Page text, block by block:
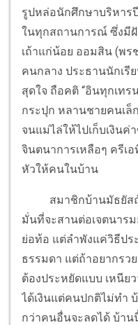
รูปหล่อนักศึกษาบริหาร
ในทุกสถานการณ์ ซึ่งมีฝั
เถ้าแก่น้อย ออมสิน (พร
คนกลาง ประธานนักเรี
สุดใจ ถือคติ “อินทุกเทร
กระปุก หลานชายคนเล็
จนแม่ไล่ให้ไปเก็บเงินค่
จินตนาการเหลือๆ ครีเ
หัวให้คนในบ้าน
สมาชิกบ้านมัธยัสถ์
มั่นที่จะสานต่อเจตนาร
ย่อท้อ แต่ลำพังแค่วิธีปร
ธรรมดา แต่ถ้าอยากรว
ต้องประหยัดแบบ เหนีย
ได้เงินแต่คนปกติไม่ทำ
กว่าคนอื่นจะลดได้ บ้าน